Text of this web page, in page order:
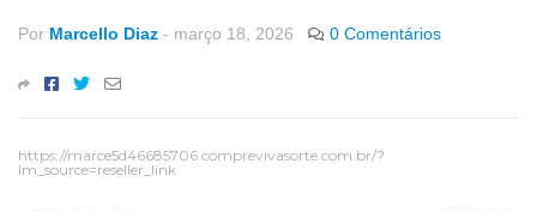
Por Marcello Diaz - março 18, 2026 0 Comentários
https://marce5d46685706.comprevivasorte.com.br/?
lm_source=reseller_link